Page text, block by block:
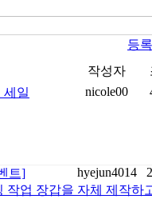
등
작성자
세일 nicole00
트] hyejun4014
업 장갑을 자체 제작하